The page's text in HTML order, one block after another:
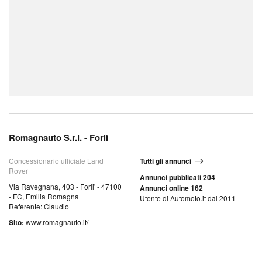
Romagnauto S.r.l. - Forlì
Concessionario ufficiale Land
Rover
Via Ravegnana, 403 - Forli' - 47100
- FC, Emilia Romagna
Referente: Claudio
Sito: www.romagnauto.it/
Tutti gli annunci
Annunci pubblicati 204
Annunci online 162
Utente di Automoto.it dal 2011